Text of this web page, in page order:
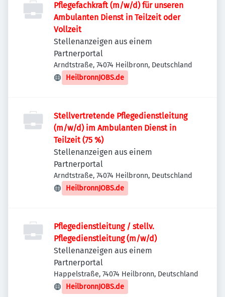
Pflegefachkraft (m/w/d) für unseren
Ambulanten Dienst in Teilzeit oder
Vollzeit
Stellenanzeigen aus einem
Partnerportal
Arndtstraße, 74074 Heilbronn, Deutschland
HeilbronnJOBS.de
Stellvertretende Pflegedienstleitung
(m/w/d) im Ambulanten Dienst in
Teilzeit (75 %)
Stellenanzeigen aus einem
Partnerportal
Arndtstraße, 74074 Heilbronn, Deutschland
HeilbronnJOBS.de
Pflegedienstleitung / stellv.
Pflegedienstleitung (m/w/d)
Stellenanzeigen aus einem
Partnerportal
Happelstraße, 74074 Heilbronn, Deutschland
HeilbronnJOBS.de